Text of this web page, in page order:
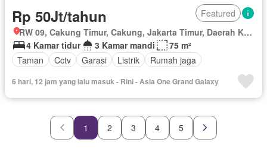
Rp 50Jt/tahun
Featured
RW 09, Cakung Timur, Cakung, Jakarta Timur, Daerah Khusus Ibukota Jakarta
4 Kamar tidur
3 Kamar mandi
75 m²
Taman
Cctv Garasi Listrik Rumah jaga
6 hari, 12 jam yang lalu masuk - Rini - Asia One Grand Galaxy
1 2 3 4 5